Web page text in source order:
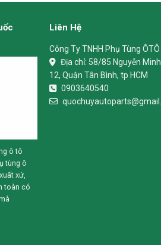
ô tô
tùng ô
xứ,
toàn có
Liên Hệ
Công Ty TNHH Phụ Tùng
Địa chỉ: 58/85 Nguyễn
12, Quận Tân Bình, tp HCM
0903640540